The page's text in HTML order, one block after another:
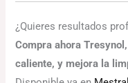
¿Quieres resultados
Compra ahora
caliente, y mejora la